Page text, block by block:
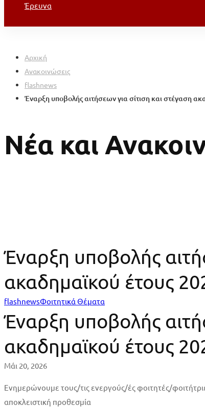
Έρευνα
Αρχική
Ανακοινώσεις
flashnews
Έναρξη υποβολής αιτήσεων για σίτιση και στέγαση
Νέα και
Έναρξη υποβολής
ακαδημαϊκού έτους
Έναρξη
υποβολής
αιτήσεων
για
σίτιση
flashnewsΦοιτητικά Θέματα
Έναρξη υποβολής
ακαδημαϊκού έτους
Μάι 20, 2026
Ενημερώνουμε τους/τις ενεργούς/ές φοιτητές/
αποκλειστική προθεσμία